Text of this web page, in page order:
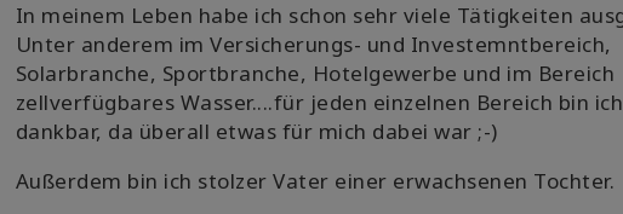
In meinem Leben habe ich schon sehr viele Tätigkeiten
Unter anderem im Versicherungs- und Investemntbereich,
Solarbranche, Sportbranche, Hotelgewerbe und im Bereich
zellverfügbares Wasser....für jeden einzelnen Bereich bin
dankbar, da überall etwas für mich dabei war ;-)
Außerdem bin ich stolzer Vater einer erwachsenen Tochter.